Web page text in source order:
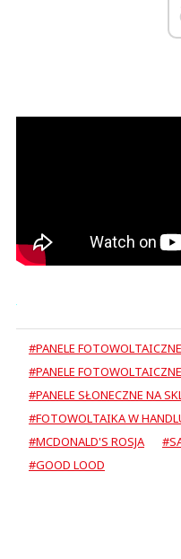
#PANELE FOTOWOLTAICZNE
#PANELE
#PANELE SŁONECZNE NA
#FOTOWOLTAIKA W
#MCDONALD'S ROSJA
#GOOD LOOD